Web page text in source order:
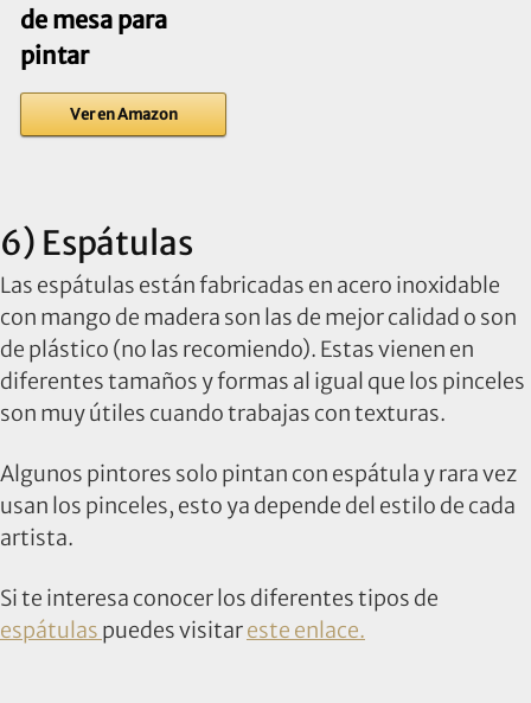
de mesa para
pintar
Ver en Amazon
6) Espátulas
Las espátulas están fabricadas en acero inoxidable
con mango de madera son las de mejor calidad o son
de plástico (no las recomiendo). Estas vienen en
diferentes tamaños y formas al igual que los pinceles
son muy útiles cuando trabajas con texturas.
Algunos pintores solo pintan con espátula y rara vez
usan los pinceles, esto ya depende del estilo de cada
artista.
Si te interesa conocer los diferentes tipos de
espátulas puedes visitareste enlace.